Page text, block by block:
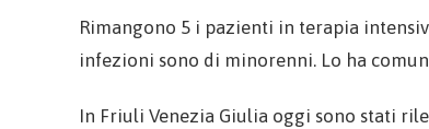
Rimangono 5 i pazienti in terapia
infezioni sono di minorenni. Lo ha
In Friuli Venezia Giulia oggi sono stati